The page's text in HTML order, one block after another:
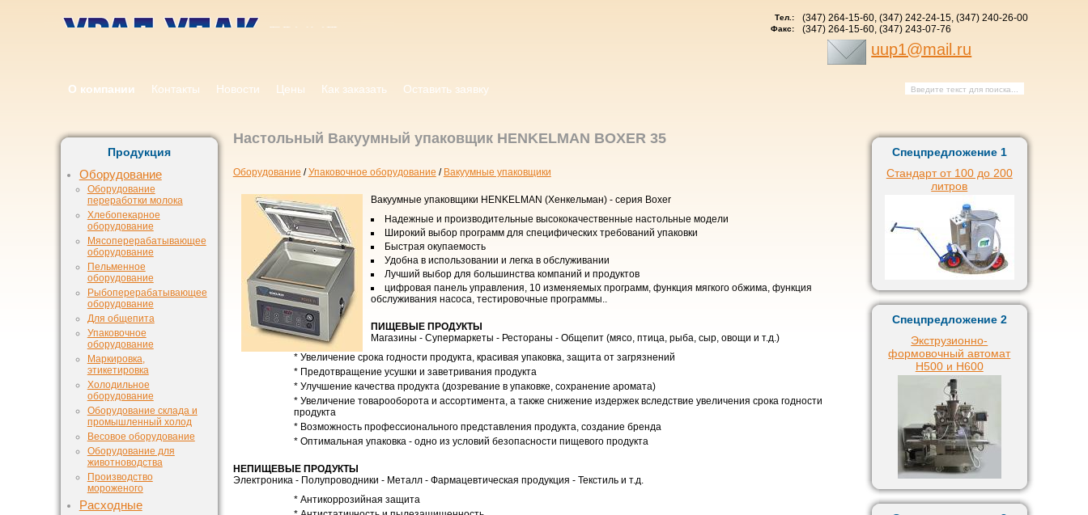
Тел.: (347) 264-15-60, (347) 242-24-15, (347) 240-26-00
Факс: (347) 264-15-60, (347) 243-07-76
uup1@mail.ru
О компании Контакты Новости Цены Как заказать Оставить заявку
Продукция
Оборудование
Оборудование
переработки молока
Хлебопекарное
оборудование
Мясоперерабатывающее
оборудование
Пельменное
оборудование
Рыбоперерабатывающее
оборудование
Для общепита
Упаковочное
оборудование
Маркировка,
этикетировка
Холодильное
оборудование
Оборудование склада и
промышленный холод
Весовое оборудование
Оборудование для
животноводства
Производство
мороженого
Расходные
Настольный Вакуумный упаковщик HENKELMAN BOXER 35
Оборудование /Упаковочное оборудование / Вакуумные упаковщики
Вакуумные упаковщики HENKELMAN (Хенкельман) - серия Boxer
Надежные и производительные высококачественные настольные модели
Широкий выбор программ для специфических требований упаковки
Быстрая окупаемость
Удобна в использовании и легка в обслуживании
Лучший выбор для большинства компаний и продуктов
цифровая панель управления, 10 изменяемых программ, функция мягкого обжима, функция
обслуживания насоса, тестировочные программы..
ПИЩЕВЫЕ ПРОДУКТЫ
Магазины - Супермаркеты - Рестораны - Общепит (мясо, птица, рыба, сыр, овощи и т.д.)
* Увеличение срока годности продукта, красивая упаковка, защита от загрязнений
* Предотвращение усушки и заветривания продукта
* Улучшение качества продукта (дозревание в упаковке, сохранение аромата)
* Увеличение товарооборота и ассортимента, а также снижение издержек вследствие увеличения срока годности
продукта
* Возможность профессионального представления продукта, создание бренда
* Оптимальная упаковка - одно из условий безопасности пищевого продукта
НЕПИЩЕВЫЕ ПРОДУКТЫ
Электроника - Полупроводники - Металл - Фармацевтическая продукция - Текстиль и т.д.
* Антикоррозийная защита
Спецпредложение 1
Стандарт от 100 до 200
литров
Спецпредложение 2
Экструзионно-
формовочный автомат
H500 и H600